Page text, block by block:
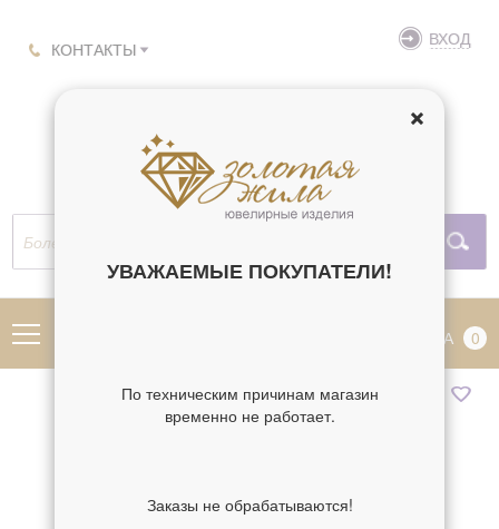
КОНТАКТЫ ВХОД
КОРЗИНА 0
УВАЖАЕМЫЕ ПОКУПАТЕЛИ!
По техническим причинам магазин
временно не работает.
Заказы не обрабатываются!